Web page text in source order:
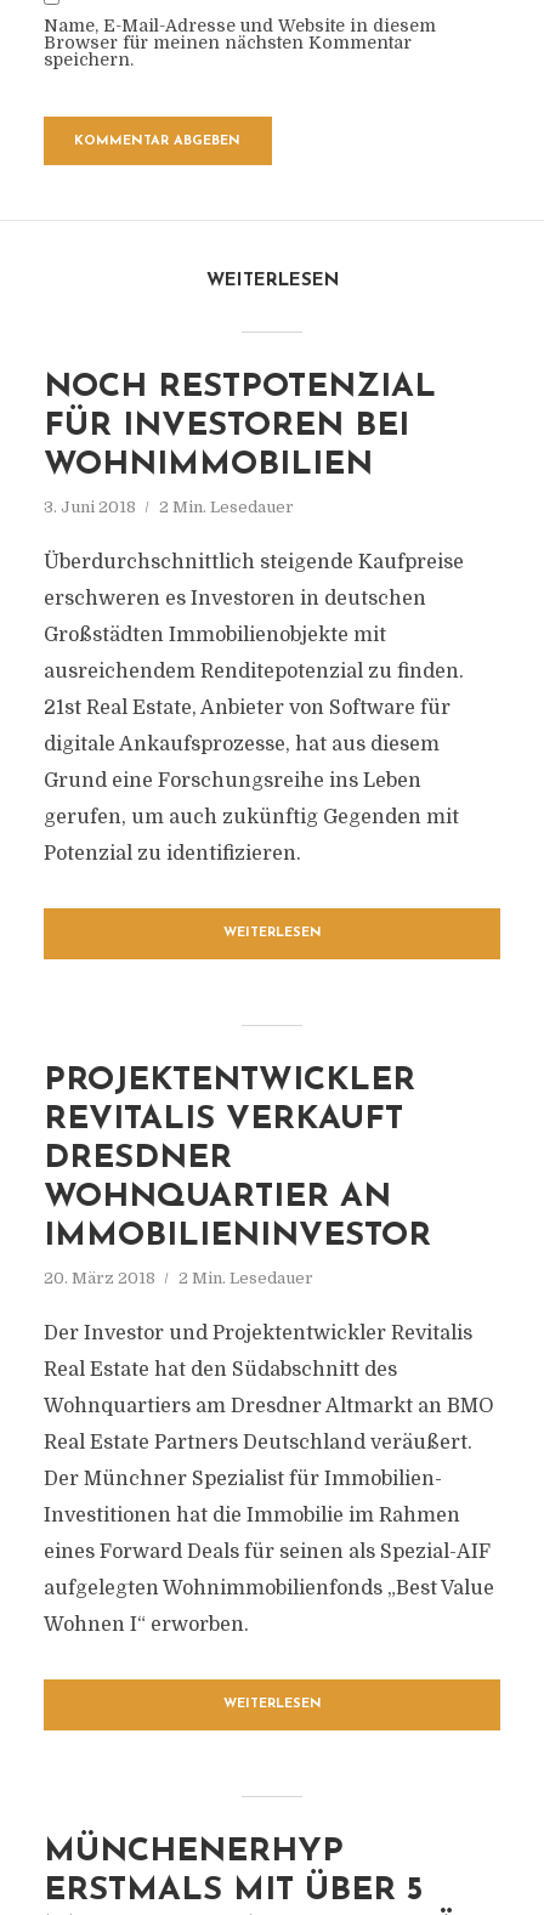
Name, E-Mail-Adresse und Website in diesem
Browser für meinen nächsten Kommentar
speichern.
WEITERLESEN
NOCH RESTPOTENZIAL
FÜR INVESTOREN BEI
WOHNIMMOBILIEN
3. Juni 2018 2 Min. Lesedauer
Überdurchschnittlich steigende Kaufpreise
erschweren es Investoren in deutschen
Großstädten Immobilienobjekte mit
ausreichendem Renditepotenzial zu finden.
21st Real Estate, Anbieter von Software für
digitale Ankaufsprozesse, hat aus diesem
Grund eine Forschungsreihe ins Leben
gerufen, um auch zukünftig Gegenden mit
Potenzial zu identifizieren.
WEITERLESEN
PROJEKTENTWICKLER
REVITALIS VERKAUFT
DRESDNER
WOHNQUARTIER AN
IMMOBILIENINVESTOR
20. März 2018 2 Min. Lesedauer
Der Investor und Projektentwickler Revitalis
Real Estate hat den Südabschnitt des
Wohnquartiers am Dresdner Altmarkt an BMO
Real Estate Partners Deutschland veräußert.
Der Münchner Spezialist für Immobilien-
Investitionen hat die Immobilie im Rahmen
eines Forward Deals für seinen als Spezial-AIF
aufgelegten Wohnimmobilienfonds „Best Value
Wohnen I“ erworben.
WEITERLESEN
MÜNCHENERHYP
ERSTMALS MIT ÜBER 5